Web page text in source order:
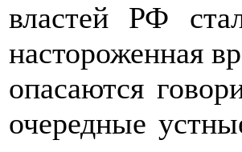
властей РФ
настороженная
опасаются
очередные